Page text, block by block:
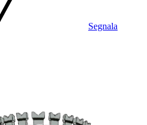
Segnala